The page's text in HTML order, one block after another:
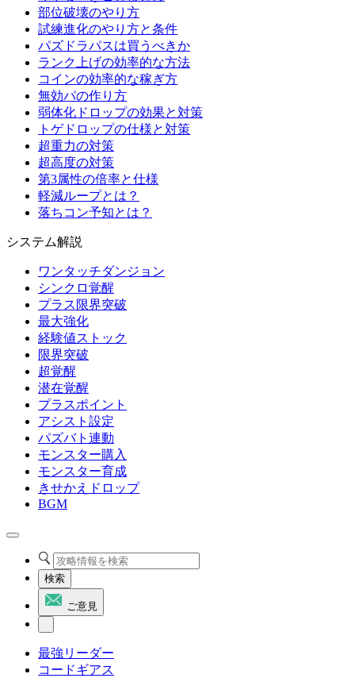
部位破壊のやり方
試練進化のやり方と条件
パズドラパスは買うべきか
ランク上げの効率的な方法
コインの効率的な稼ぎ方
無効パの作り方
弱体化ドロップの効果と対策
トゲドロップの仕様と対策
超重力の対策
超高度の対策
第3属性の倍率と仕様
軽減ループとは？
落ちコン予知とは？
システム解説
ワンタッチダンジョン
シンクロ覚醒
プラス限界突破
最大強化
経験値ストック
限界突破
超覚醒
潜在覚醒
プラスポイント
アシスト設定
パズバト連動
モンスター購入
モンスター育成
きせかえドロップ
BGM
検索
ご意見
最強リーダー
コードギアス